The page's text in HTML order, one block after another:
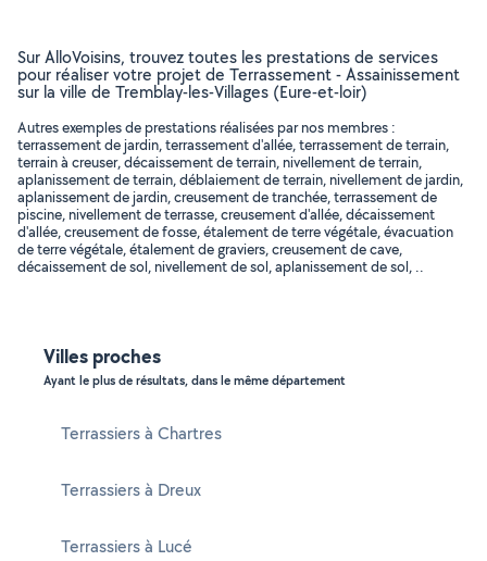
Sur AlloVoisins, trouvez toutes les prestations de services
pour réaliser votre projet de Terrassement - Assainissement
sur la ville de Tremblay-les-Villages (Eure-et-loir)
Autres exemples de prestations réalisées par nos membres :
terrassement de jardin, terrassement d'allée, terrassement de terrain,
terrain à creuser, décaissement de terrain, nivellement de terrain,
aplanissement de terrain, déblaiement de terrain, nivellement de jardin,
aplanissement de jardin, creusement de tranchée, terrassement de
piscine, nivellement de terrasse, creusement d'allée, décaissement
d'allée, creusement de fosse, étalement de terre végétale, évacuation
de terre végétale, étalement de graviers, creusement de cave,
décaissement de sol, nivellement de sol, aplanissement de sol, ..
Villes proches
Ayant le plus de résultats, dans le même département
Terrassiers à Chartres
Terrassiers à Dreux
Terrassiers à Lucé